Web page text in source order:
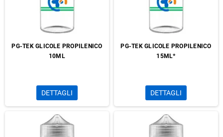
PG-TEK GLICOLE PROPILENICO
10ML
DETTAGLI
PG-TEK GLICOLE PROPILENICO
15ML*
DETTAGLI